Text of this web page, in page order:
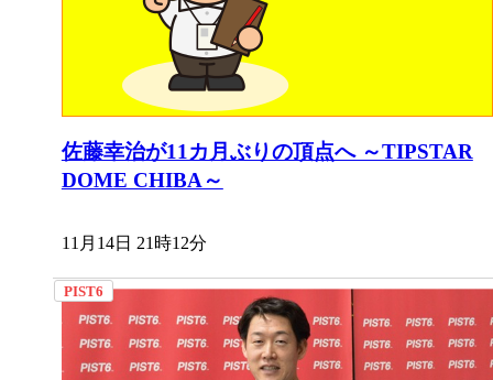
佐藤幸治が11カ月ぶりの頂点へ ～TIPSTAR
DOME CHIBA～
11月14日 21時12分